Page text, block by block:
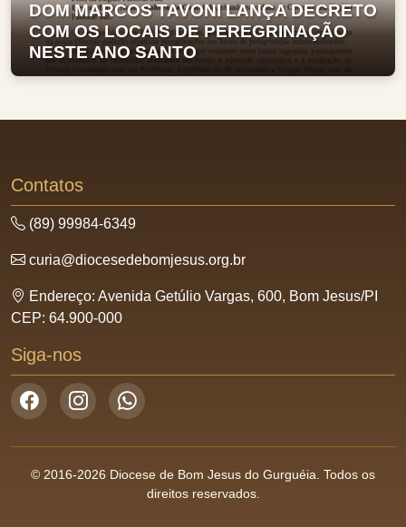
DOM MARCOS TAVONI LANÇA DECRETO
COM OS LOCAIS DE PEREGRINAÇÃO
NESTE ANO SANTO
Contatos
(89) 99984-6349
curia@diocesedebomjesus.org.br
Endereço: Avenida Getúlio Vargas, 600, Bom Jesus/PI
CEP: 64.900-000
Siga-nos
© 2016-2026 Diocese de Bom Jesus do Gurguéia. Todos os
direitos reservados.